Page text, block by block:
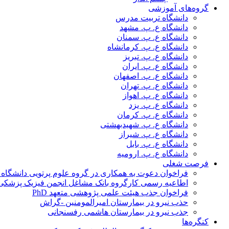
گروه‌های آموزشی
دانشگاه تربیت مدرس
دانشگاه ع. پ. مشهد
دانشگاه ع. پ. سمنان
دانشگاه ع. پ. کرمانشاه
دانشگاه ع. پ. تبریز
دانشگاه ع. پ. ایران
دانشگاه ع. پ. اصفهان
دانشگاه ع. پ. تهران
دانشگاه ع. پ. اهواز
دانشگاه ع. پ. یزد
دانشگاه ع. پ. کرمان
دانشگاه ع. پ. شهید‌بهشتی
دانشگاه ع. پ. شیراز
دانشگاه ع. پ. بابل
دانشگاه ع. پ. ارومیه
فرصت شغلی
فراخوان دعوت به همکاری در گروه علوم پرتویی دانشگاه
اطاعیه رسمی کارگروه بانک مشاغل انجمن فیزیک
فراخوان جذب هیئت علمی پژوهشی متعهد PhD
حذب نیرو در بیمارستان امیرالمومنین -گراش
جذب نیرو در بیمارستان هاشمی رفسنجانی
کنگره‌ها